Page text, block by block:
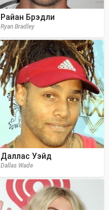
Райан Брэдли
Ryan Bradley
Даллас Уэйд
Dallas Wade